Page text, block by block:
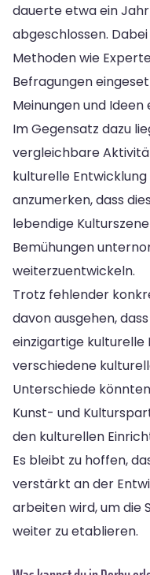
dauerte etwa ein Jahr
abgeschlossen.
Methoden wie
Befragungen
Meinungen und Ideen
Im Gegensatz dazu
vergleichbare
kulturelle
anzumerken, dass
lebendige
Bemühungen
weiterzuentwickeln.
Trotz fehlender
davon ausgehen,
einzigartige
verschiedene
Unterschiede
Kunst- und
den kulturellen
Es bleibt zu hoffen,
verstärkt an der
arbeiten wird, um die
weiter zu etablieren.